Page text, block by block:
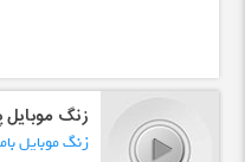
زنگ
زنگ موبایل